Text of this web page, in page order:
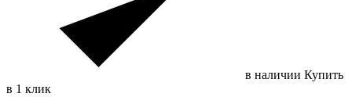
в наличии Купить
в 1 клик